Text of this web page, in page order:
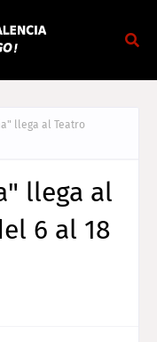
llega al Teatro
llega al
6 al 18